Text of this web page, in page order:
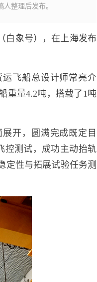
整理后发布。
白象号），在上海发布
飞船总设计师常亮介
重量4.2吨，搭载了1吨
开，圆满完成既定目
控测试，成功主动抬轨
定性与拓展试验任务测